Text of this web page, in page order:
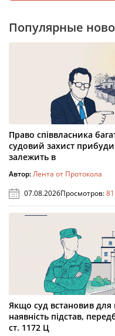
Популярные
Право співвласника
судовий захист
залежить в
Автор:Лента от Протокола
07.08.2026Просмотров:81
Якщо суд встановив
наявність підстав,
ст. 1172 Ц